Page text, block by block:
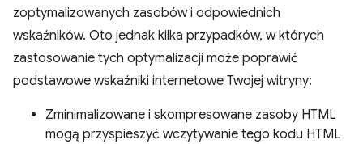
zoptymalizowanych zasobów i odpowiednich
wskaźników. Oto jednak kilka przypadków, w których
zastosowanie tych optymalizacji może poprawić
podstawowe wskaźniki internetowe Twojej witryny:
Zminimalizowane i skompresowane zasoby HTML
mogą przyspieszyć wczytywanie tego kodu HTML